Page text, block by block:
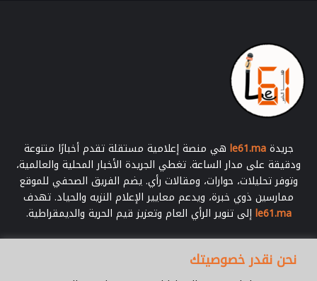
نحن نقدر خصوصيتك
جريدةle61.ma هي منصة إعلامية مستقلة تقدم أخبارًا متنوعة
ودقيقة على مدار الساعة. تغطي الجريدة الأخبار المحلية والعالمية،
وتوفر تحليلات، حوارات، ومقالات رأي. يضم الفريق الصحفي للموقع
ممارسين ذوي خبرة، ويدعم معايير الإعلام النزيه والحياد. تهدف
le61.maإلى تنوير الرأي العام وتعزيز قيم الحرية والديمقراطية.
أدخل
بريدك